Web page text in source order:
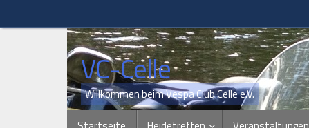
Inhalt
VC-Celle
Willkommen beim Vespa Club Celle e.V.